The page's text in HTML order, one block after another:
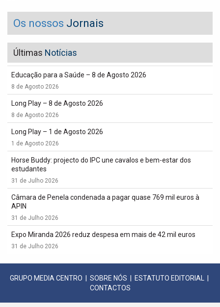
Os nossos Jornais
Últimas Notícias
Educação para a Saúde – 8 de Agosto 2026
8 de Agosto 2026
Long Play – 8 de Agosto 2026
8 de Agosto 2026
Long Play – 1 de Agosto 2026
1 de Agosto 2026
Horse Buddy: projecto do IPC une cavalos e bem-estar dos
estudantes
31 de Julho 2026
Câmara de Penela condenada a pagar quase 769 mil euros à
APIN
31 de Julho 2026
Expo Miranda 2026 reduz despesa em mais de 42 mil euros
31 de Julho 2026
GRUPO MEDIA CENTRO SOBRE NÓS ESTATUTO EDITORIAL
CONTACTOS